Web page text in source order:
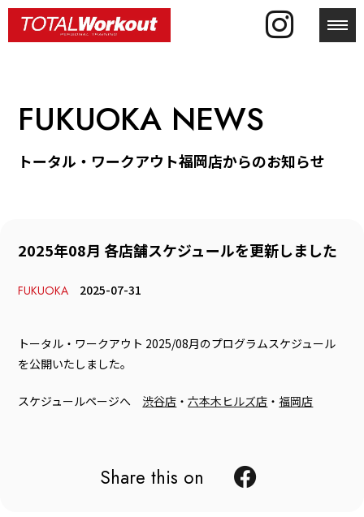
FUKUOKA NEWS
トータル・ワークアウト福岡店からのお知らせ
2025年08月 各店舗スケジュールを更新しました
FUKUOKA 2025-07-31
トータル・ワークアウト 2025/08月のプログラムスケジュール
を公開いたしました。
スケジュールページへ 渋谷店 ・六本木ヒルズ店 ・福岡店
Share this on